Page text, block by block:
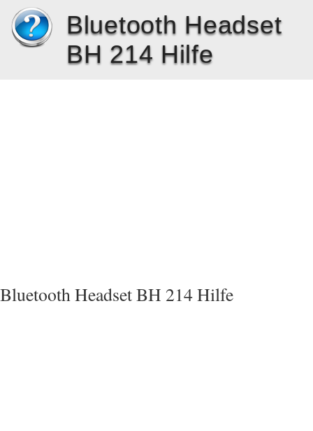
Bluetooth Headset
BH 214 Hilfe
Bluetooth Headset BH 214 Hilfe